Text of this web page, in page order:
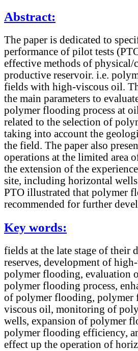
Abstract:
The paper is dedicated to
performance of pilot tests
effective methods of physical/
productive reservoir. i.e.
fields with high-viscous oil.
the main parameters to
polymer flooding process at
related to the selection of
taking into account the
the field. The paper also
operations at the limited area
the extension of the
site, including horizontal
PTO illustrated that polymer
recommended for further
Key words:
fields at the late stage of their
reserves, development of
polymer flooding, evaluation
polymer flooding process,
of polymer flooding,
viscous oil, monitoring of
wells, expansion of polymer
polymer flooding efficiency,
effect up the operation of